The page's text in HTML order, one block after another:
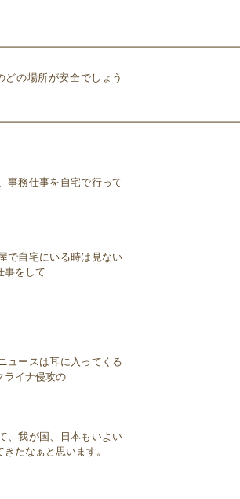
の場所が安全でしょう
事務仕事を自宅で行って
で自宅にいる時は見ない
事をして
ュースは耳に入ってくる
ライナ侵攻の
、我が国、日本もいよい
たなぁと思います。